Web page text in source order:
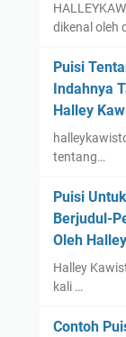
dikenal oleh
Puisi
Indahnya
Halley
tentang…
Puisi
Berjudul-
Oleh
Halley
kali …
Contoh